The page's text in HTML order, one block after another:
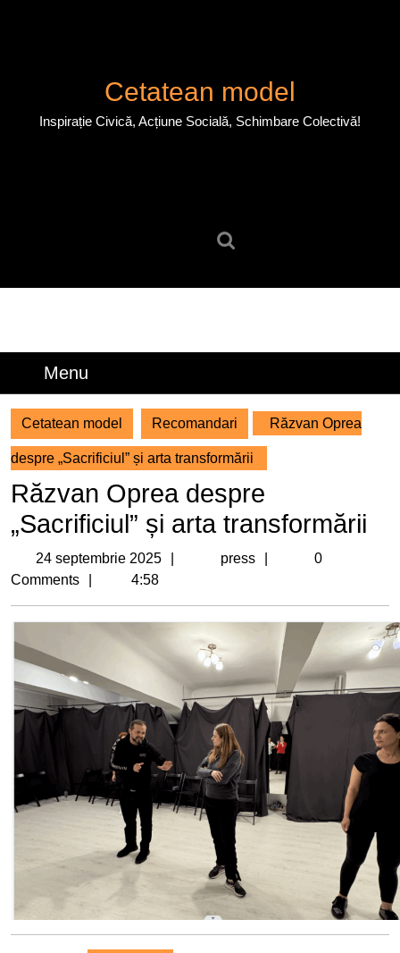
Cetatean model
Inspirație Civică, Acțiune Socială, Schimbare Colectivă!
Menu
Cetatean model Recomandari Răzvan Oprea
despre „Sacrificiul” și arta transformării
Răzvan Oprea despre
„Sacrificiul” și arta transformării
24 septembrie 2025 press press0
Comments
4:58